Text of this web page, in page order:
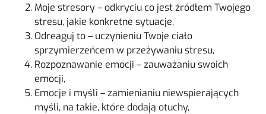
Moje stresory – odkryciu co jest źródłem Twojego
stresu, jakie konkretne sytuacje,
Odreaguj to – uczynieniu Twoje ciało
sprzymierzeńcem w przeżywaniu stresu,
Rozpoznawanie emocji – zauważaniu swoich
emocji,
Emocje i myśli – zamienianiu niewspierających
myśli, na takie, które dodają otuchy,